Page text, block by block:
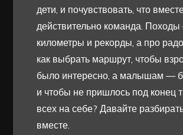
дети, и почувствовать, что
действительно команда.
километры и рекорды, а про
как выбрать маршрут, чтобы
было интересно, а малышам —
и чтобы не пришлось под конец
всех на себе? Давайте
вместе.